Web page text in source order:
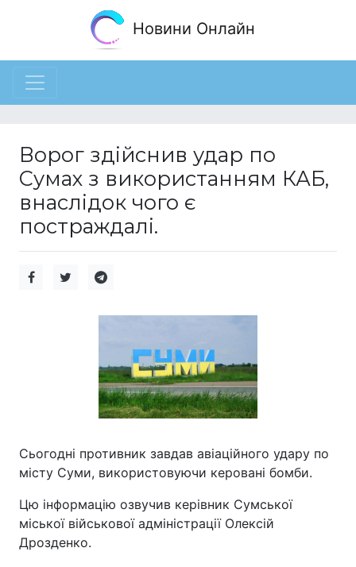
Новини Онлайн
Ворог здійснив удар по
Сумах з використанням КАБ,
внаслідок чого є
постраждалі.
Сьогодні противник завдав авіаційного удару по
місту Суми, використовуючи керовані бомби.
Цю інформацію озвучив керівник Сумської
міської військової адміністрації Олексій
Дрозденко.